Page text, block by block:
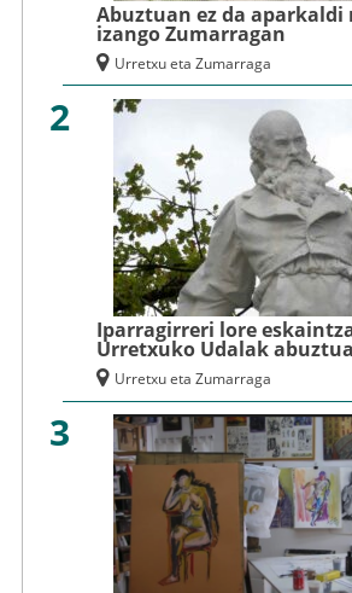
Abuztuan ez da
izango Zumarragan
Urretxu eta Zumarraga
2
Iparragirreri lore
Urretxuko Udalak
Urretxu eta Zumarraga
3